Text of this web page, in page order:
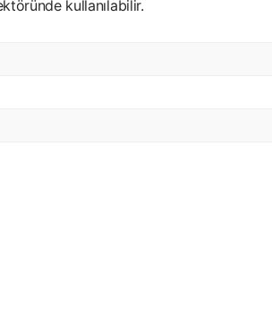
kullanılabilir.